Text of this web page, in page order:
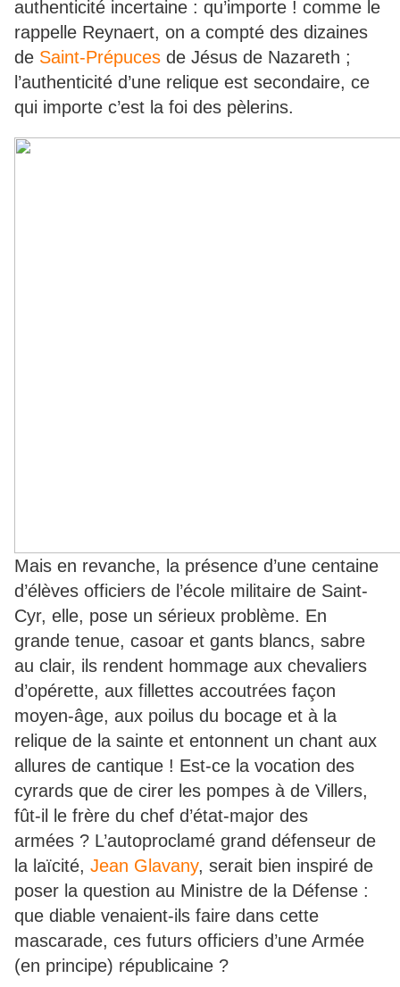
authenticité incertaine : qu’importe ! comme le
rappelle Reynaert, on a compté des dizaines
de Saint-Prépuces de Jésus de Nazareth ;
l’authenticité d’une relique est secondaire, ce
qui importe c’est la foi des pèlerins.
Mais en revanche, la présence d’une centaine
d’élèves officiers de l’école militaire de Saint-
Cyr, elle, pose un sérieux problème. En
grande tenue, casoar et gants blancs, sabre
au clair, ils rendent hommage aux chevaliers
d’opérette, aux fillettes accoutrées façon
moyen-âge, aux poilus du bocage et à la
relique de la sainte et entonnent un chant aux
allures de cantique ! Est-ce la vocation des
cyrards que de cirer les pompes à de Villers,
fût-il le frère du chef d’état-major des
armées ? L’autoproclamé grand défenseur de
la laïcité, Jean Glavany, serait bien inspiré de
poser la question au Ministre de la Défense :
que diable venaient-ils faire dans cette
mascarade, ces futurs officiers d’une Armée
(en principe) républicaine ?